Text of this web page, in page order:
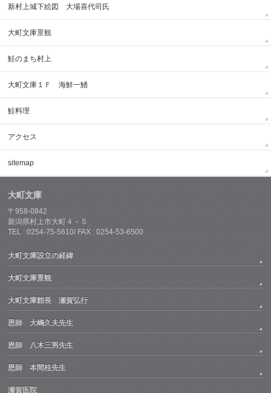
新村上城下絵図 大場喜代司氏
大町文庫景観
鮭のまち村上
大町文庫１Ｆ 海鮮一鰭
鮭料理
アクセス
sitemap
大町文庫
〒958-0842
新潟県村上市大町４－５
TEL : 0254-75-5610/ FAX : 0254-53-6500
大町文庫設立の経緯
大町文庫景観
大町文庫館長 瀬賀弘行
恩師 大嶋久夫先生
恩師 八木三男先生
恩師 本間桂先生
瀬賀医院